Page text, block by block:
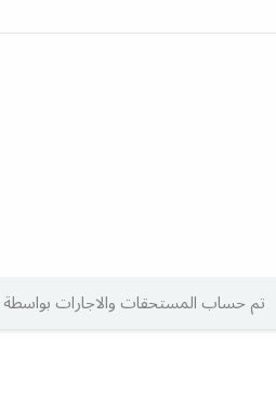
تم حساب المستحقات والاجارات بواسطة